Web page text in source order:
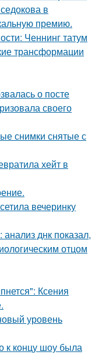
в
премию.
Ченнинг татум
трансформации
о посте
своего
снимки снятые с
хейт в
вечеринку
днк показал,
отцом
Ксения
уровень
к концу шоу была